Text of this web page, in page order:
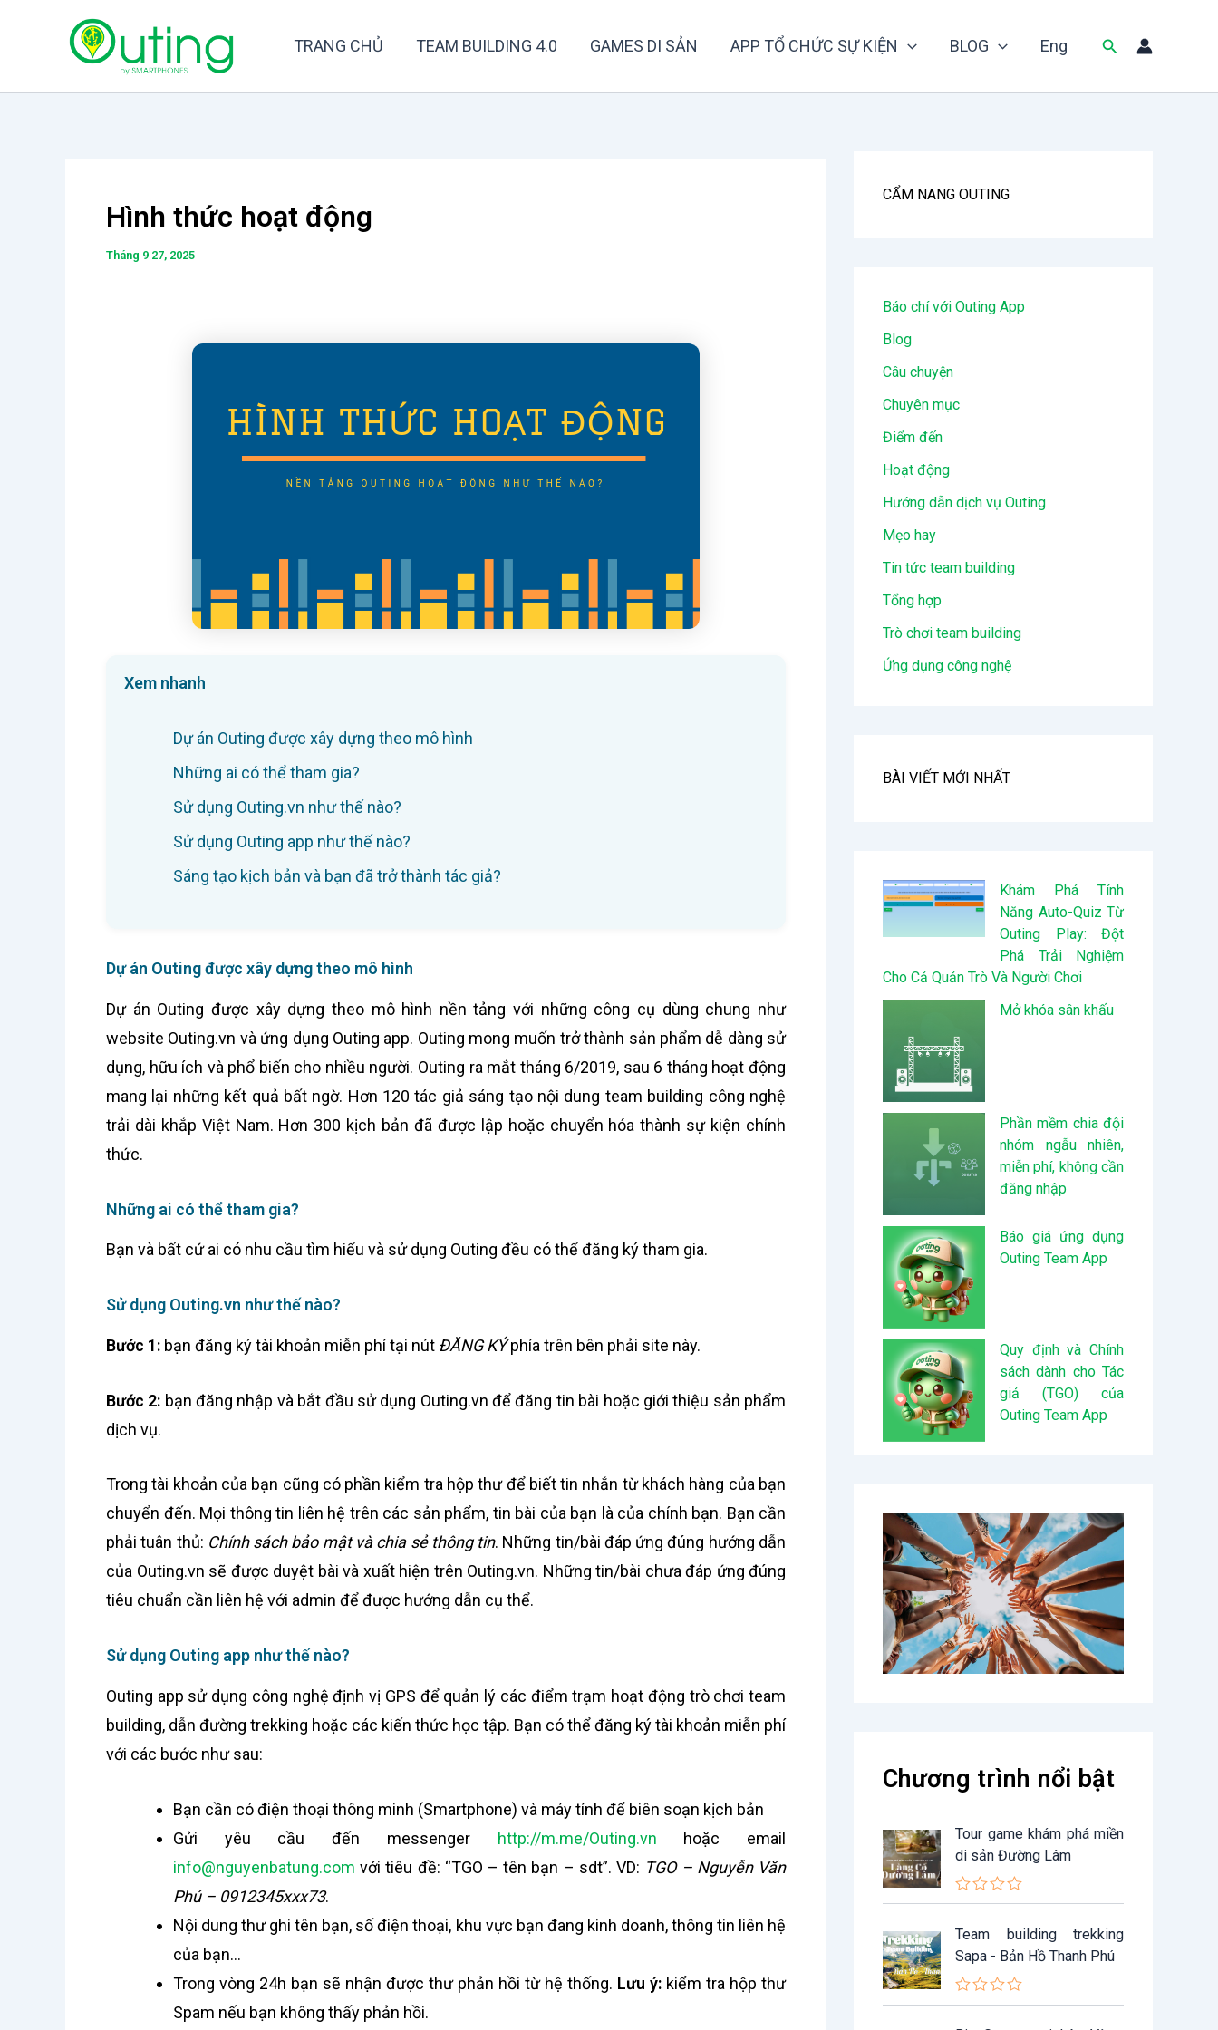
TRANG CHỦ TEAM BUILDING 4.0 GAMES DI SẢN APP TỔ CHỨC SỰ KIỆN BLOG Eng
Tìm
Hình thức hoạt động
Tháng 9 27, 2025
Xem nhanh
Dự án Outing được xây dựng theo mô hình
Những ai có thể tham gia?
Sử dụng Outing.vn như thế nào?
Sử dụng Outing app như thế nào?
Sáng tạo kịch bản và bạn đã trở thành tác giả?
Dự án Outing được xây dựng theo mô hình
Dự án Outing được xây dựng theo mô hình nền tảng với những công cụ dùng chung như
website Outing.vn và ứng dụng Outing app. Outing mong muốn trở thành sản phẩm dễ dàng sử
dụng, hữu ích và phổ biến cho nhiều người. Outing ra mắt tháng 6/2019, sau 6 tháng hoạt động
mang lại những kết quả bất ngờ. Hơn 120 tác giả sáng tạo nội dung team building công nghệ
trải dài khắp Việt Nam. Hơn 300 kịch bản đã được lập hoặc chuyển hóa thành sự kiện chính
thức.
Những ai có thể tham gia?
Bạn và bất cứ ai có nhu cầu tìm hiểu và sử dụng Outing đều có thể đăng ký tham gia.
Sử dụng Outing.vn như thế nào?
Bước 1: bạn đăng ký tài khoản miễn phí tại nút ĐĂNG KÝphía trên bên phải site này.
Bước 2: bạn đăng nhập và bắt đầu sử dụng Outing.vn để đăng tin bài hoặc giới thiệu sản phẩm
dịch vụ.
Trong tài khoản của bạn cũng có phần kiểm tra hộp thư để biết tin nhắn từ khách hàng của bạn
chuyển đến. Mọi thông tin liên hệ trên các sản phẩm, tin bài của bạn là của chính bạn. Bạn cần
phải tuân thủ: Chính sách bảo mật và chia sẻ thông tin. Những tin/bài đáp ứng đúng hướng dẫn
của Outing.vn sẽ được duyệt bài và xuất hiện trên Outing.vn. Những tin/bài chưa đáp ứng đúng
tiêu chuẩn cần liên hệ với admin để được hướng dẫn cụ thể.
Sử dụng Outing app như thế nào?
Outing app sử dụng công nghệ định vị GPS để quản lý các điểm trạm hoạt động trò chơi team
building, dẫn đường trekking hoặc các kiến thức học tập. Bạn có thể đăng ký tài khoản miễn phí
với các bước như sau:
Bạn cần có điện thoại thông minh (Smartphone) và máy tính để biên soạn kịch bản
Gửi yêu cầu đến messenger http://m.me/Outing.vn hoặc email
info@nguyenbatung.com với tiêu đề: “TGO – tên bạn – sdt”. VD: TGO – Nguyễn Văn
Phú – 0912345xxx73.
Nội dung thư ghi tên bạn, số điện thoại, khu vực bạn đang kinh doanh, thông tin liên hệ
của bạn…
Trong vòng 24h bạn sẽ nhận được thư phản hồi từ hệ thống. Lưu ý: kiểm tra hộp thư
Spam nếu bạn không thấy phản hồi.
CẨM NANG OUTING
Báo chí với Outing App
Blog
Câu chuyện
Chuyên mục
Điểm đến
Hoạt động
Hướng dẫn dịch vụ Outing
Mẹo hay
Tin tức team building
Tổng hợp
Trò chơi team building
Ứng dụng công nghệ
BÀI VIẾT MỚI NHẤT
Khám Phá Tính
Năng Auto-Quiz Từ
Outing Play: Đột
Phá Trải Nghiệm
Cho Cả Quản Trò Và Người Chơi
Mở khóa sân khấu
Phần mềm chia đội
nhóm ngẫu nhiên,
miễn phí, không cần
đăng nhập
Báo giá ứng dụng
Outing Team App
Quy định và Chính
sách dành cho Tác
giả (TGO) của
Outing Team App
Chương trình nổi bật
Tour game khám phá miền
di sản Đường Lâm
Đ
ợ
c
x
ế
p
h
Team building trekking
Sapa - Bản Hồ Thanh Phú
Đ